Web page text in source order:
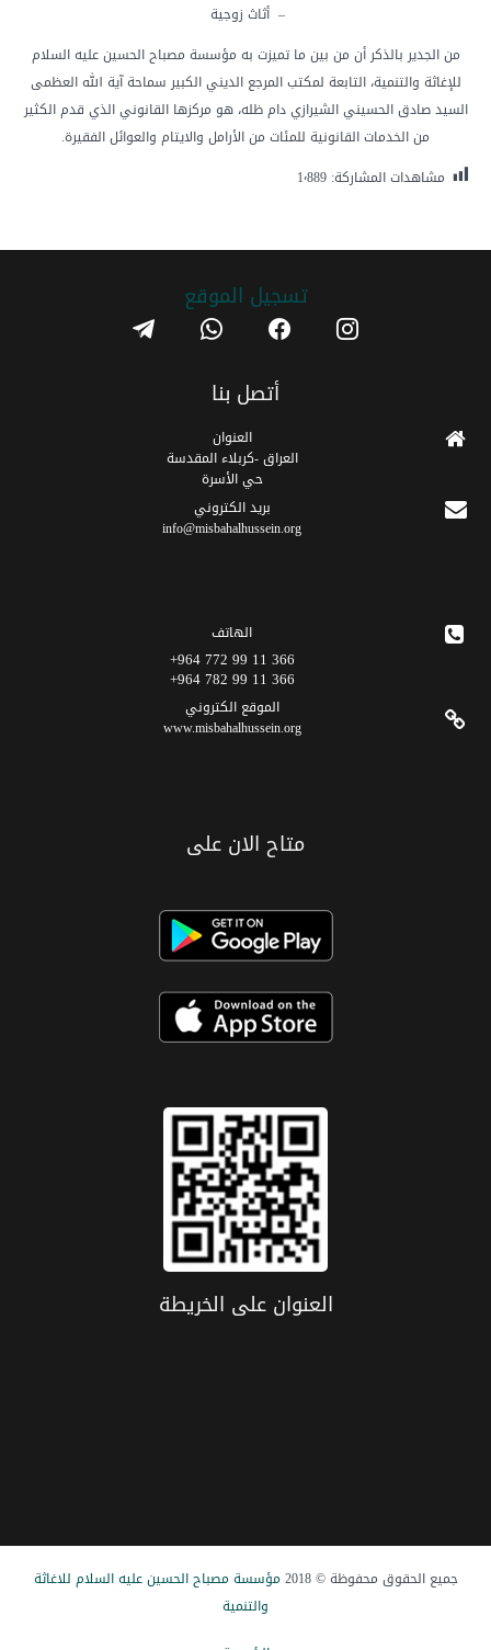
– أثاث زوجية
من الجدير بالذكر أن من بين ما تميزت به مؤسسة مصباح الحسين عليه السلام
للإغاثة والتنمية، التابعة لمكتب المرجع الديني الكبير سماحة آية الله العظمى
السيد صادق الحسيني الشيرازي دام ظله، هو مركزها القانوني الذي قدم الكثير
من الخدمات القانونية للمئات من الأرامل والايتام والعوائل الفقيرة.
مشاهدات المشاركة: 1٬889
تسجیل الموقع instagram
facebook
whatsapp
telegram
أتصل بنا
العنوان
العراق -كربلاء المقدسة
حي الأسرة
برید الکتروني
info@misbahalhussein.org
الهاتف
366 11 99 772 964+
366 11 99 782 964+
الموقع الکتروني
www.misbahalhussein.org
متاح الان على
العنوان علی الخریطة
جميع الحقوق محفوظة © 2018
مؤسسة مصباح الحسین علیه السلام للاغاثة
والتنمیة